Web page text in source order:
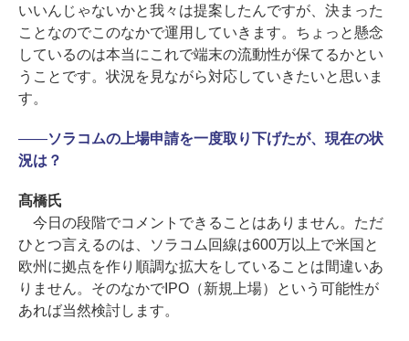
いいんじゃないかと我々は提案したんですが、決まった
ことなのでこのなかで運用していきます。ちょっと懸念
しているのは本当にこれで端末の流動性が保てるかとい
うことです。状況を見ながら対応していきたいと思いま
す。
――ソラコムの上場申請を一度取り下げたが、現在の状
況は？
髙橋氏
今日の段階でコメントできることはありません。ただ
ひとつ言えるのは、ソラコム回線は600万以上で米国と
欧州に拠点を作り順調な拡大をしていることは間違いあ
りません。そのなかでIPO（新規上場）という可能性が
あれば当然検討します。